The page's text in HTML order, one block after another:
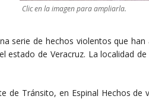
Clic en la imagen para ampliarla.
serie de hechos violentos que
estado de Veracruz. La localidad
de Tránsito, en Espinal Hechos de